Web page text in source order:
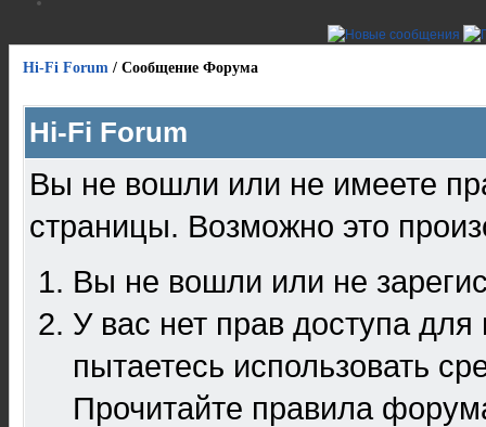
Hi-Fi Forum / Сообщение Форума
Hi-Fi Forum
Вы не вошли или не имеете
страницы. Возможно это
Вы не вошли или не
У вас нет прав доступа
пытаетесь использовать
Прочитайте правила